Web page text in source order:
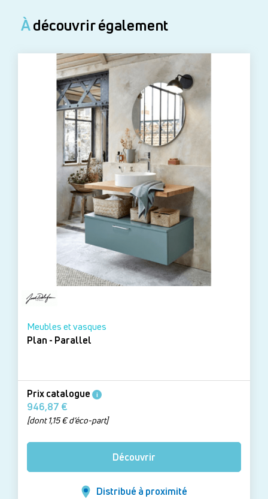
Àdécouvrir également
Meubles et vasques
Plan - Parallel
Prix catalogue i
946,87 €
[dont 1,15 € d’éco-part]
Découvrir
Distribué à proximité